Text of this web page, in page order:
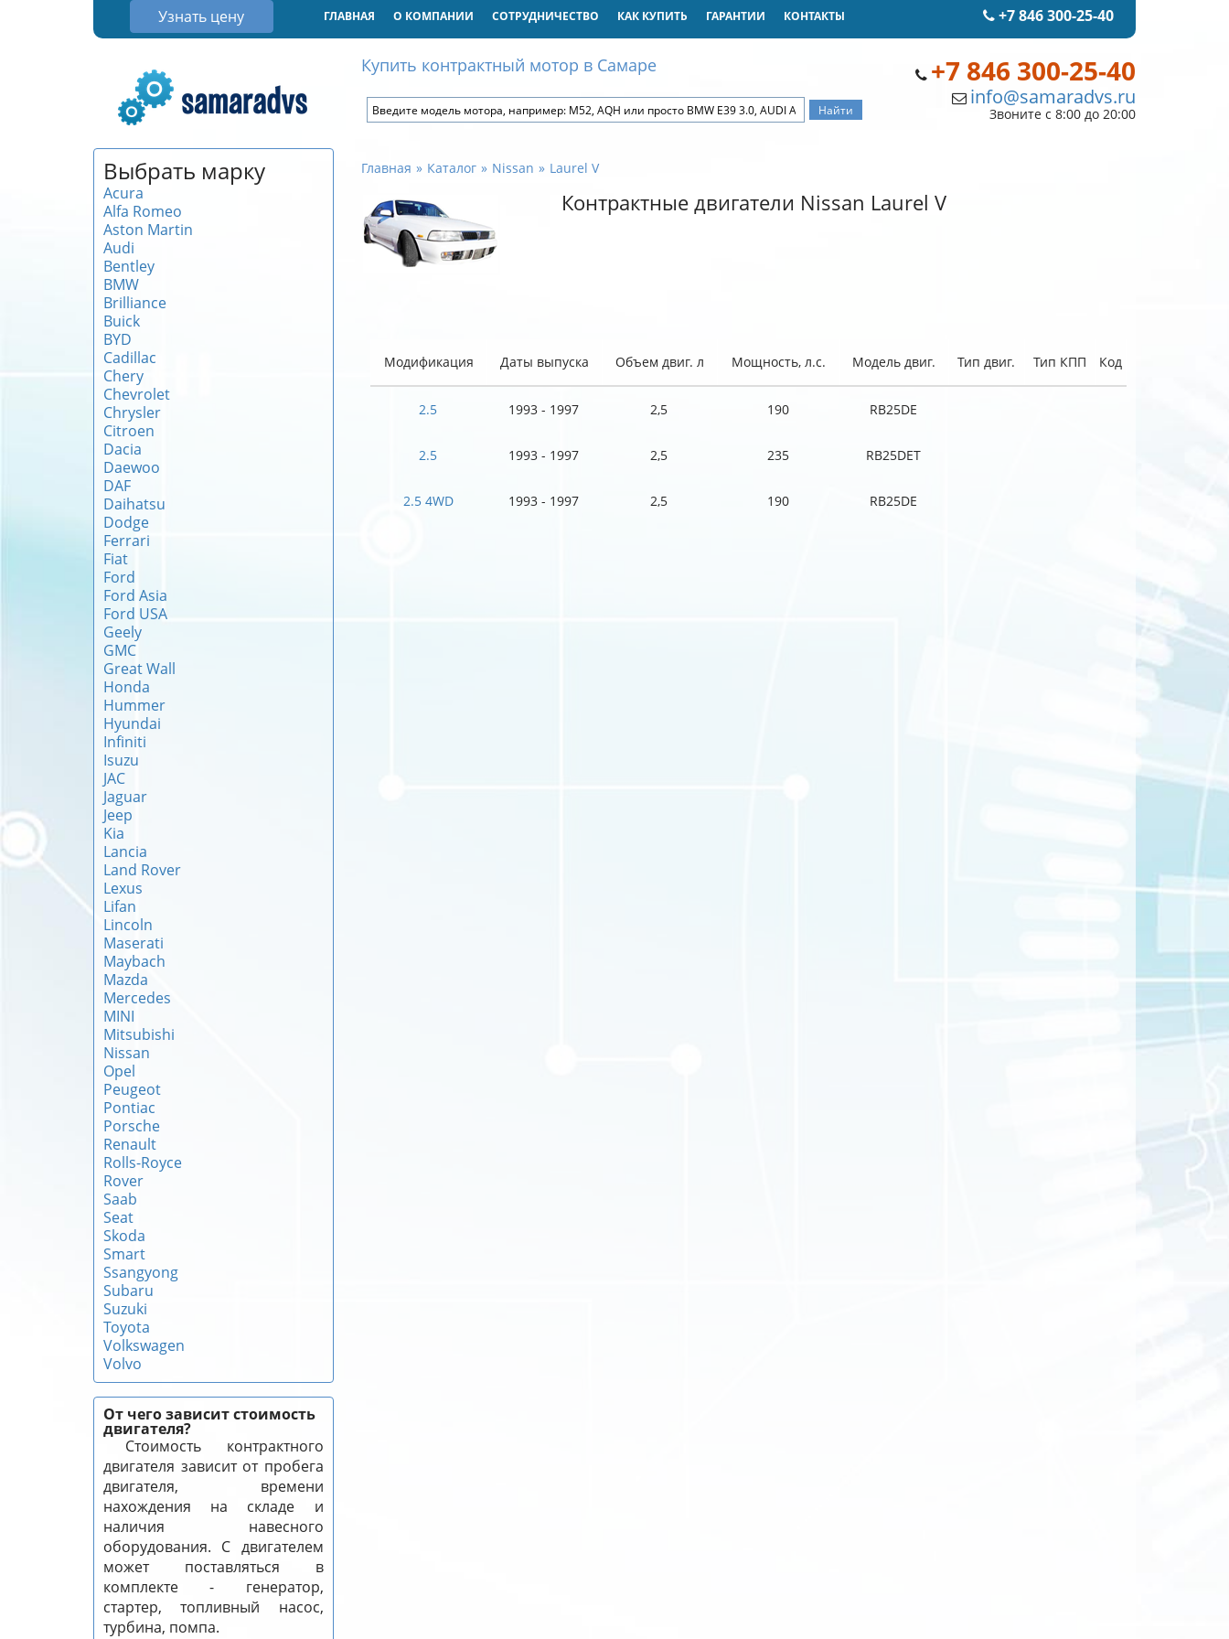
Узнать цену +7 846 300-25-40
ГЛАВНАЯ О КОМПАНИИ СОТРУДНИЧЕСТВО КАК КУПИТЬ ГАРАНТИИ КОНТАКТЫ
+7 846 300-25-40
info@samaradvs.ru
Звоните с 8:00 до 20:00
Купить контрактный мотор в Самаре
Выбрать марку
Acura
Alfa Romeo
Aston Martin
Audi
Bentley
BMW
Brilliance
Buick
BYD
Cadillac
Chery
Chevrolet
Chrysler
Citroen
Dacia
Daewoo
DAF
Daihatsu
Dodge
Ferrari
Fiat
Ford
Ford Asia
Ford USA
Geely
GMC
Great Wall
Honda
Hummer
Hyundai
Infiniti
Isuzu
JAC
Jaguar
Jeep
Kia
Lancia
Land Rover
Lexus
Lifan
Lincoln
Maserati
Maybach
Mazda
Mercedes
MINI
Mitsubishi
Nissan
Opel
Peugeot
Pontiac
Porsche
Renault
Rolls-Royce
Rover
Saab
Seat
Skoda
Smart
Ssangyong
Subaru
Suzuki
Toyota
Volkswagen
Volvo
От чего зависит стоимость
двигателя?
Стоимость контрактного
двигателя зависит от пробега
двигателя, времени
нахождения на складе и
наличия навесного
оборудования. С двигателем
может поставляться в
комплекте - генератор,
стартер, топливный насос,
турбина, помпа.
Главная Каталог Nissan Laurel V
Контрактные двигатели Nissan Laurel V
Модификация Даты выпуска Объем двиг. л Мощность, л.с. Модель двиг. Тип двиг. Тип КПП Код
2.5 1993 - 1997 2,5 190 RB25DE
2.5 1993 - 1997 2,5 235 RB25DET
2.5 4WD 1993 - 1997 2,5 190 RB25DE